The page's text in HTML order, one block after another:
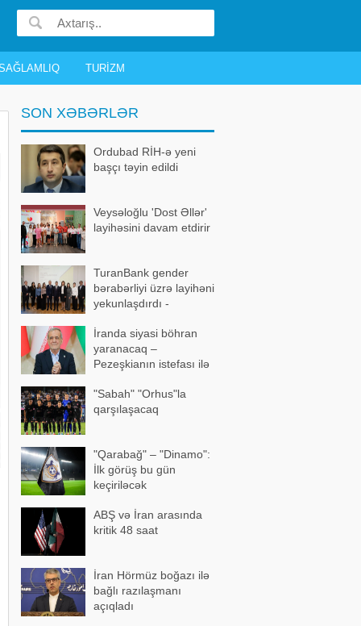
TURIZM
SON XƏBƏRLƏR
Ordubad RİH-ə yeni
başçı təyin edildi
Veysəloğlu 'Dost Əllər'
layihəsini davam etdirir
TuranBank gender
bərabərliyi üzrə layihəni
yekunlaşdırdı -
İranda siyasi böhran
yaranacaq –
Pezeşkianın istefası ilə
"Sabah" "Orhus"la
qarşılaşacaq
"Qarabağ" – "Dinamo":
İlk görüş bu gün
keçiriləcək
ABŞ və İran arasında
kritik 48 saat
İran Hörmüz boğazı ilə
bağlı razılaşmanı
açıqladı